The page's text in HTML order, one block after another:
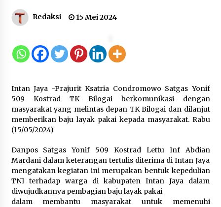
Dorong Angka Partisipasi Sekolah
7 Agustus 2026
Kelompok 83 Laksanakan
Pendampingan Pembuatan Spanduk
Sebagai Upaya Memperkuat
Pemasaran UMKM di Desa Cempaka
Jaga Kebugaran Petugas, Lapas
Kelas I Tangerang Gelar Cek
Kesehatan Gratis dan Skrining TB
Lanjutan
6 Agustus 2026
Redaksi 15 Mei 2024
Intan Jaya -Prajurit Ksatria Condromowo Satgas Yonif
509 Kostrad TK Bilogai berkomunikasi dengan
masyarakat yang melintas depan TK Bilogai dan dilanjut
memberikan baju layak pakai kepada masyarakat. Rabu
(15/05/2024)
Danpos Satgas Yonif 509 Kostrad Lettu Inf Abdian
Mardani dalam keterangan tertulis diterima di Intan Jaya
mengatakan kegiatan ini merupakan bentuk kepedulian
TNI terhadap warga di kabupaten Intan Jaya dalam
diwujudkannya pembagian baju layak pakai
dalam membantu masyarakat untuk memenuhi